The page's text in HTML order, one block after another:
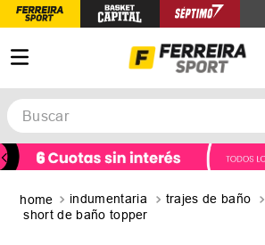
Buscar
indumentaria trajes de baño
short de baño topper
TÉRMINOS MÁS BUSCADOS
2.
zapatillas